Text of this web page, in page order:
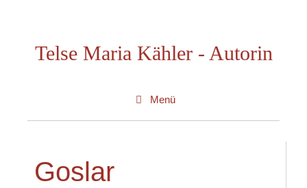
springenTelse Maria Kähler - Autorin
Menü
Goslar